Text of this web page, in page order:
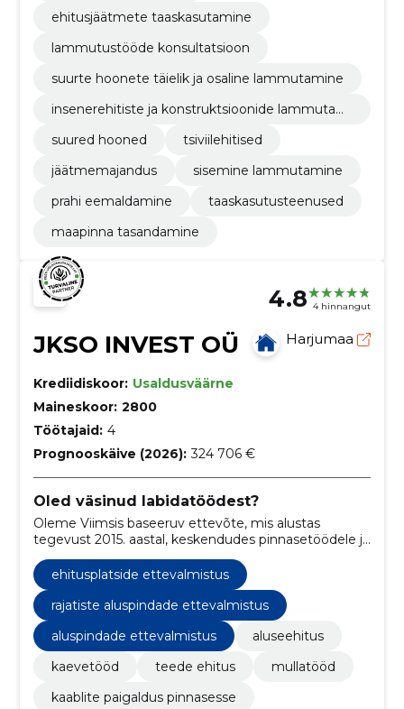
ehitusjäätmete taaskasutamine
lammutustööde konsultatsioon
suurte hoonete täielik ja osaline lammutamine
insenerehitiste ja konstruktsioonide lammutami
suured hooned
tsiviilehitised
jäätmemajandus
sisemine lammutamine
prahi eemaldamine
taaskasutusteenused
maapinna tasandamine
4.8 4 hinnangut
JKSO INVEST OÜ Harjumaa
Krediidiskoor: Usaldusväärne
Maineskoor: 2800
Töötajaid: 4
Prognooskäive (2026): 324 706 €
Oled väsinud labidatöödest?
Oleme Viimsis baseeruv ettevõte, mis alustas
tegevust 2015. aastal, keskendudes pinnasetöödele ja
erinevatele aluse-ehitus töödele.
ehitusplatside ettevalmistus
rajatiste aluspindade ettevalmistus
aluspindade ettevalmistus
aluseehitus
kaevetööd
teede ehitus
mullatööd
kaablite paigaldus pinnasesse